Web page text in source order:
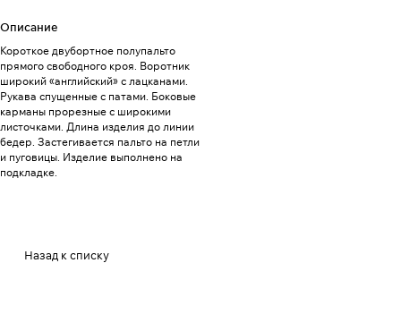
Описание
Короткое двубортное полупальто
прямого свободного кроя. Воротник
широкий «английский» с лацканами.
Рукава спущенные с патами. Боковые
карманы прорезные с широкими
листочками. Длина изделия до линии
бедер. Застегивается пальто на петли
и пуговицы. Изделие выполнено на
подкладке.
Назад к списку